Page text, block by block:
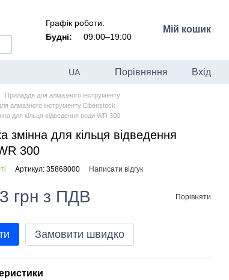
Графік роботи:
Будні:
09:00–19:00
Мій кошик
UA Порівняння Вхід
Приладдя для алмазного інструменту
алмазного інструменту Eibenstock
для кільця відведення води WR 300
змінна для кільця відведення
300
Артикул: 35868000 Написати відгук
грн з ПДВ Порівняти
Замовити швидко